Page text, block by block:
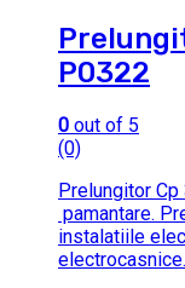
P0322
0 out of 5
(0)
Prelungitor
pamantare.
instalatiile
electrocasnice.